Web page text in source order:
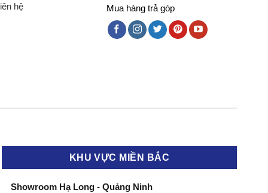
hệ
Mua hàng trả góp
KHU VỰC MIỀN BẮC
Showroom Hạ Long - Quảng Ninh